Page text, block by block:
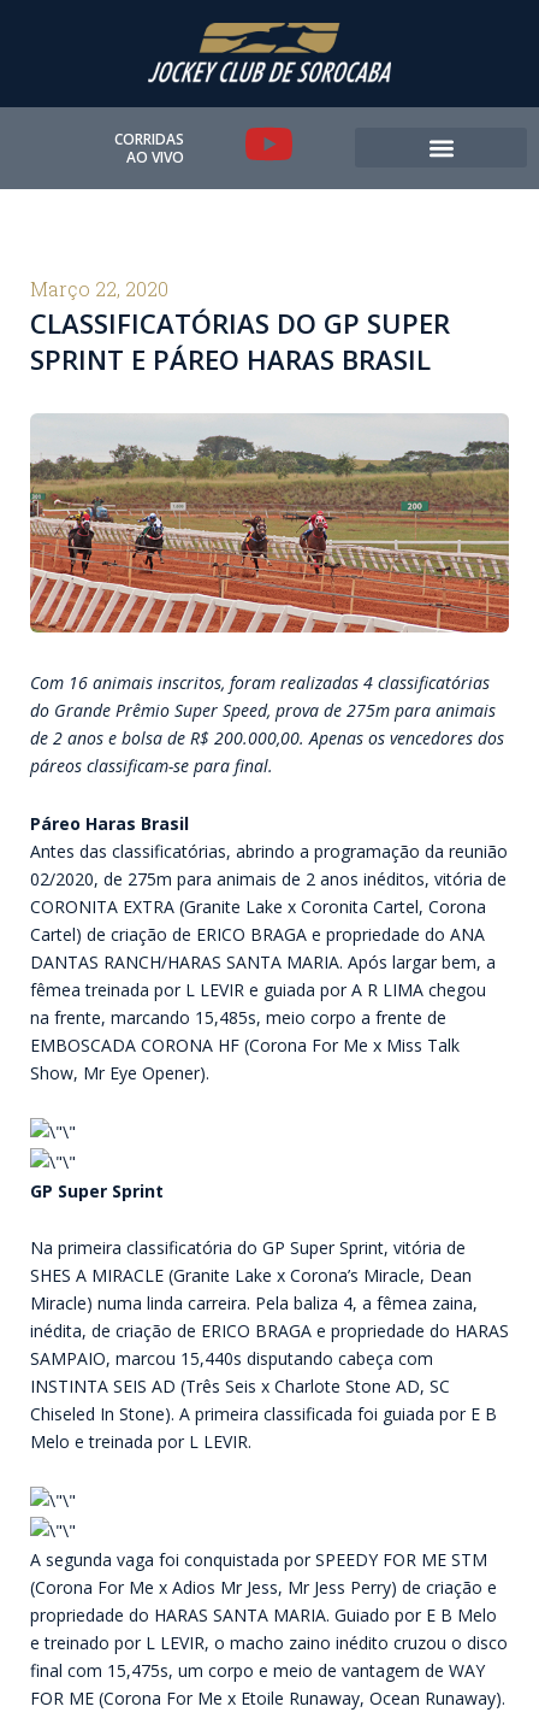
CORRIDAS
AO VIVO
Y
o
u
b
e
Março 22, 2020
CLASSIFICATÓRIAS DO GP SUPER
SPRINT E PÁREO HARAS BRASIL
Com 16 animais inscritos, foram realizadas 4 classificatórias
do Grande Prêmio Super Speed, prova de 275m para animais
de 2 anos e bolsa de R$ 200.000,00. Apenas os vencedores dos
páreos classificam-se para final.
Páreo Haras Brasil
Antes das classificatórias, abrindo a programação da reunião
02/2020, de 275m para animais de 2 anos inéditos, vitória de
CORONITA EXTRA (Granite Lake x Coronita Cartel, Corona
Cartel) de criação de ERICO BRAGA e propriedade do ANA
DANTAS RANCH/HARAS SANTA MARIA. Após largar bem, a
fêmea treinada por L LEVIR e guiada por A R LIMA chegou
na frente, marcando 15,485s, meio corpo a frente de
EMBOSCADA CORONA HF (Corona For Me x Miss Talk
Show, Mr Eye Opener).
GP Super Sprint
Na primeira classificatória do GP Super Sprint, vitória de
SHES A MIRACLE (Granite Lake x Corona’s Miracle, Dean
Miracle) numa linda carreira. Pela baliza 4, a fêmea zaina,
inédita, de criação de ERICO BRAGA e propriedade do HARAS
SAMPAIO, marcou 15,440s disputando cabeça com
INSTINTA SEIS AD (Três Seis x Charlote Stone AD, SC
Chiseled In Stone). A primeira classificada foi guiada por E B
Melo e treinada por L LEVIR.
A segunda vaga foi conquistada por SPEEDY FOR ME STM
(Corona For Me x Adios Mr Jess, Mr Jess Perry) de criação e
propriedade do HARAS SANTA MARIA. Guiado por E B Melo
e treinado por L LEVIR, o macho zaino inédito cruzou o disco
final com 15,475s, um corpo e meio de vantagem de WAY
FOR ME (Corona For Me x Etoile Runaway, Ocean Runaway).